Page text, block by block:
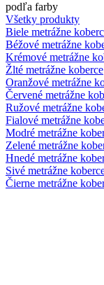
podľa farby
Všetky produkty
Biele metrážne
Béžové metrážne
Krémové metrážne
Žlté metrážne koberce
Oranžové metrážne
Červené metrážne
Ružové metrážne
Fialové metrážne
Modré metrážne
Zelené metrážne
Hnedé metrážne
Sivé metrážne
Čierne metrážne